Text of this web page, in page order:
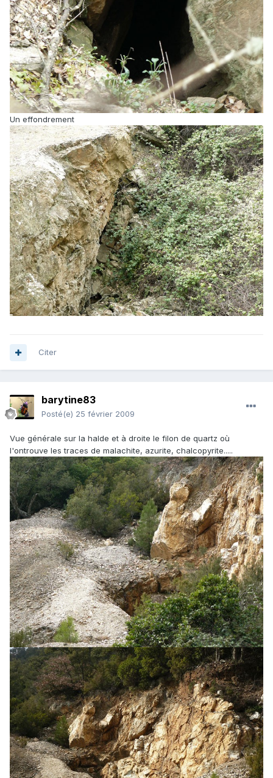
Un effondrement
Citer
barytine83
Posté(e) 25 février 2009
Vue générale sur la halde et à droite le filon de quartz où
l'ontrouve les traces de malachite, azurite, chalcopyrite.....